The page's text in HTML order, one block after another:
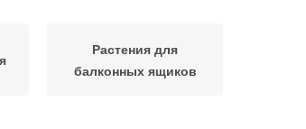
Растения для
балконных ящиков